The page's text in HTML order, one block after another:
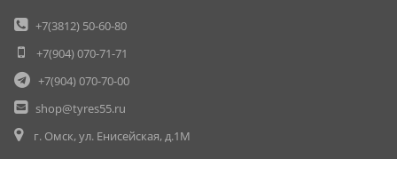
+7(3812) 50-60-80
+7(904)070-71-71
+7(904)070-70-00
shop@tyres55.ru
г. Омск, ул. Енисейская, д.1М